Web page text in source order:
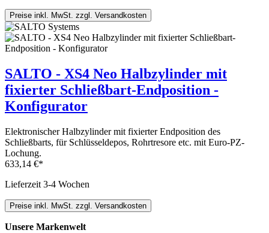
Preise inkl. MwSt. zzgl. Versandkosten
SALTO - XS4 Neo Halbzylinder mit
fixierter Schließbart-Endposition -
Konfigurator
Elektronischer Halbzylinder mit fixierter Endposition des
Schließbarts, für Schlüsseldepos, Rohrtresore etc. mit Euro-PZ-
Lochung.
633,14 €*
Lieferzeit 3-4 Wochen
Preise inkl. MwSt. zzgl. Versandkosten
Unsere Markenwelt